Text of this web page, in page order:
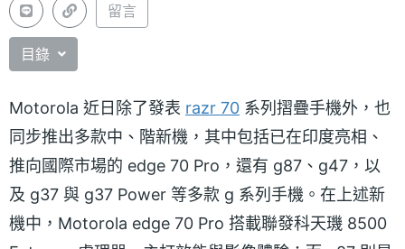
留言
目錄
Motorola 近日除了發表 razr 70 系列摺疊手機外，也
同步推出多款中、階新機，其中包括已在印度亮相、
推向國際市場的 edge 70 Pro，還有 g87、g47，以
及 g37 與 g37 Power 等多款 g 系列手機。在上述新
機中，Motorola edge 70 Pro 搭載聯發科天璣 8500